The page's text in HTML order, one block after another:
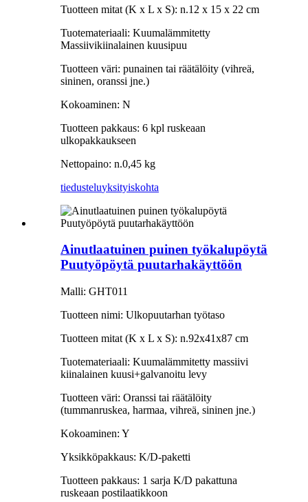
Tuotteen mitat (K x L x S): n.12 x 15 x 22 cm
Tuotemateriaali: Kuumalämmitetty
Massiivikiinalainen kuusipuu
Tuotteen väri: punainen tai räätälöity (vihreä,
sininen, oranssi jne.)
Kokoaminen: N
Tuotteen pakkaus: 6 kpl ruskeaan
ulkopakkaukseen
Nettopaino: n.0,45 kg
tiedusteluyksityiskohta
Ainutlaatuinen puinen työkalupöytä
Puutyöpöytä puutarhakäyttöön
Malli: GHT011
Tuotteen nimi: Ulkopuutarhan työtaso
Tuotteen mitat (K x L x S): n.92x41x87 cm
Tuotemateriaali: Kuumalämmitetty massiivi
kiinalainen kuusi+galvanoitu levy
Tuotteen väri: Oranssi tai räätälöity
(tummanruskea, harmaa, vihreä, sininen jne.)
Kokoaminen: Y
Yksikköpakkaus: K/D-paketti
Tuotteen pakkaus: 1 sarja K/D pakattuna
ruskeaan postilaatikkoon